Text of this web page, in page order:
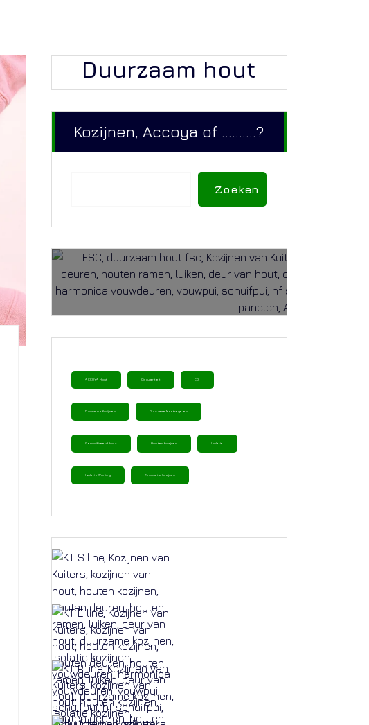
Duurzaam hout
Kozijnen, Accoya of ..........?
Zoeken
ACCOYA Hout Circulariteit CO₂
Duurzame Kozijnen Duurzame Maatregelen
Gemodificeerd Hout Houten Kozijnen Isolatie
Isolatie Woning Renovatie Kozijnen